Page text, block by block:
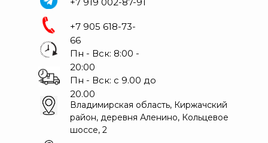
Пн - Вск: с 9.00 до
20.00
+7 905 618-73-
66
Пн - Вск: 8:00 -
20:00
Владимирская область, Киржачский
район, деревня Аленино, Кольцевое
шоссе, 2